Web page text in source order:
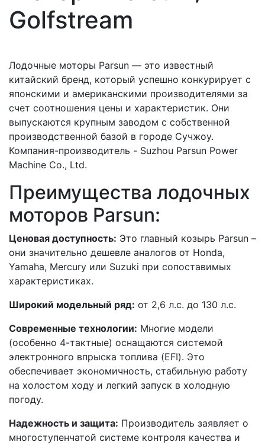
Golfstream
Лодочные моторы Parsun — это известный
китайский бренд, который успешно конкурирует с
японскими и американскими производителями за
счет соотношения цены и характеристик. Они
выпускаются крупным заводом с собственной
производственной базой в городе Сучжоу.
Компания-производитель - Suzhou Parsun Power
Machine Co., Ltd.
Преимущества лодочных
моторов Parsun:
Ценовая доступность: Это главный козырь Parsun –
они значительно дешевле аналогов от Honda,
Yamaha, Mercury или Suzuki при сопоставимых
характеристиках.
Широкий модельный ряд: от 2,6 л.с. до 130 л.с.
Современные технологии: Многие модели
(особенно 4-тактные) оснащаются системой
электронного впрыска топлива (EFI). Это
обеспечивает экономичность, стабильную работу
на холостом ходу и легкий запуск в холодную
погоду.
Надежность и защита: Производитель заявляет о
многоступенчатой системе контроля качества и